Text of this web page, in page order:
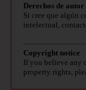
Derechos de autor
Si cree que algún
intelectual,
Copyright notice
If you believe any
property rights,